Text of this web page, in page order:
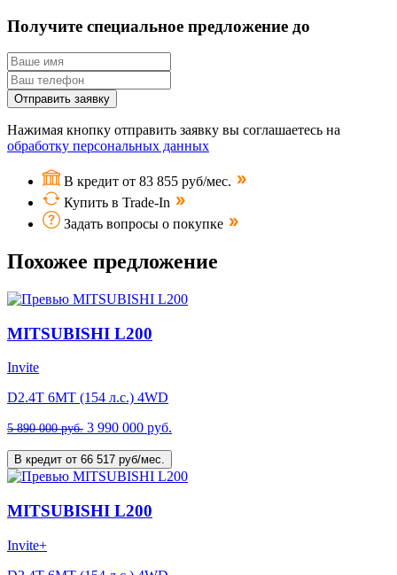
Получите специальное предложение до
Отправить заявку
Нажимая кнопку отправить заявку вы соглашаетесь на
обработку персональных данных
В кредит от 83 855 руб/мес.
Купить в Trade-In
Задать вопросы о покупке
Похожее предложение
MITSUBISHI L200
Invite
D2.4T 6MT (154 л.с.) 4WD
5 890 000 руб. 3 990 000 руб.
В кредит от 66 517 руб/мес.
MITSUBISHI L200
Invite+